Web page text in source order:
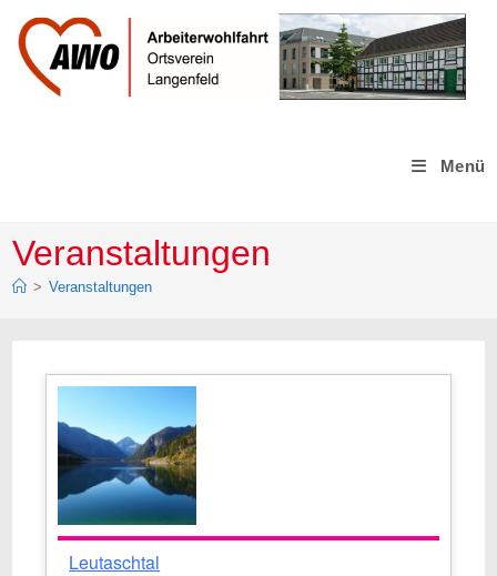
Inhalt
springen
Menü
Veranstaltungen
> Veranstaltungen
Leutaschtal